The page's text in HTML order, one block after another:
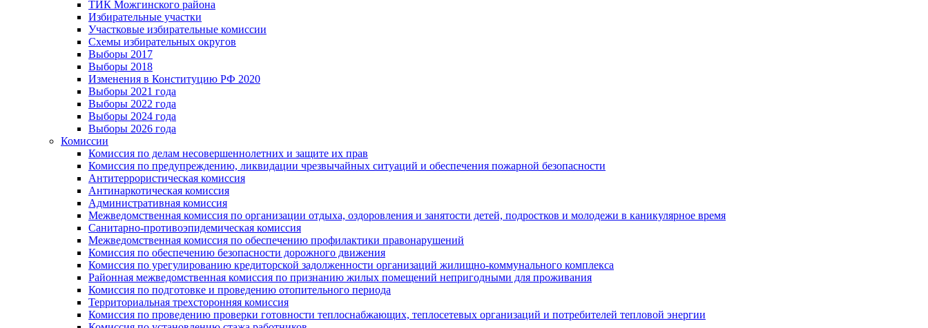
ТИК Можгинского района
Избирательные участки
Участковые избирательные комиссии
Схемы избирательных округов
Выборы 2017
Выборы 2018
Изменения в Конституцию РФ 2020
Выборы 2021 года
Выборы 2022 года
Выборы 2024 года
Выборы 2026 года
Комиссии
Комиссия по делам несовершеннолетних и защите их прав
Комиссия по предупреждению, ликвидации чрезвычайных ситуаций и обеспечения пожарной безопасности
Антитеррористическая комиссия
Антинаркотическая комиссия
Административная комиссия
Межведомственная комиссия по организации отдыха, оздоровления и занятости детей, подростков и молодежи в каникулярное время
Санитарно-противоэпидемическая комиссия
Межведомственная комиссия по обеспечению профилактики правонарушений
Комиссия по обеспечению безопасности дорожного движения
Комиссия по урегулированию кредиторской задолженности организаций жилищно-коммунального комплекса
Районная межведомственная комиссия по признанию жилых помещений непригодными для проживания
Комиссия по подготовке и проведению отопительного периода
Территориальная трехсторонняя комиссия
Комиссия по проведению проверки готовности теплоснабжающих, теплосетевых организаций и потребителей тепловой энергии